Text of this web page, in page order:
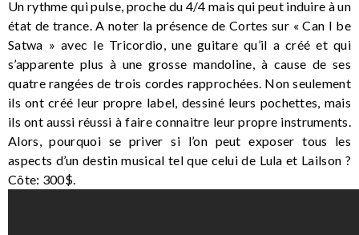
Un rythme qui pulse, proche du 4/4 mais qui peut induire à un
état de trance. A noter la présence de Cortes sur « Can I be
Satwa » avec le Tricordio, une guitare qu’il a créé et qui
s’apparente plus à une grosse mandoline, à cause de ses
quatre rangées de trois cordes rapprochées. Non seulement
ils ont créé leur propre label, dessiné leurs pochettes, mais
ils ont aussi réussi à faire connaitre leur propre instruments.
Alors, pourquoi se priver si l’on peut exposer tous les
aspects d’un destin musical tel que celui de Lula et Lailson ?
Côte: 300$.